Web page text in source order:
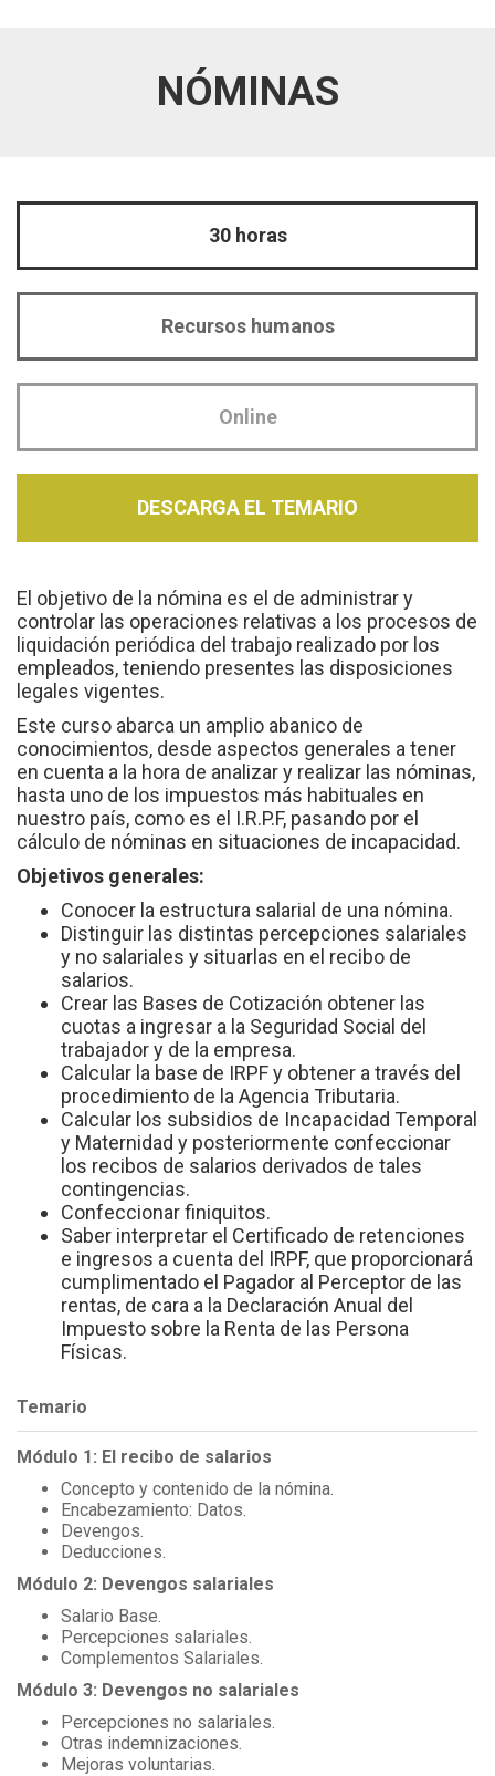
NÓMINAS
30 horas
Recursos humanos
Online
DESCARGA EL TEMARIO
El objetivo de la nómina es el de administrar y
controlar las operaciones relativas a los procesos de
liquidación periódica del trabajo realizado por los
empleados, teniendo presentes las disposiciones
legales vigentes.
Este curso abarca un amplio abanico de
conocimientos, desde aspectos generales a tener
en cuenta a la hora de analizar y realizar las nóminas,
hasta uno de los impuestos más habituales en
nuestro país, como es el I.R.P.F, pasando por el
cálculo de nóminas en situaciones de incapacidad.
Objetivos generales:
Conocer la estructura salarial de una nómina.
Distinguir las distintas percepciones salariales
y no salariales y situarlas en el recibo de
salarios.
Crear las Bases de Cotización obtener las
cuotas a ingresar a la Seguridad Social del
trabajador y de la empresa.
Calcular la base de IRPF y obtener a través del
procedimiento de la Agencia Tributaria.
Calcular los subsidios de Incapacidad Temporal
y Maternidad y posteriormente confeccionar
los recibos de salarios derivados de tales
contingencias.
Confeccionar finiquitos.
Saber interpretar el Certificado de retenciones
e ingresos a cuenta del IRPF, que proporcionará
cumplimentado el Pagador al Perceptor de las
rentas, de cara a la Declaración Anual del
Impuesto sobre la Renta de las Persona
Físicas.
Temario
Módulo 1: El recibo de salarios
Concepto y contenido de la nómina.
Encabezamiento: Datos.
Devengos.
Deducciones.
Módulo 2: Devengos salariales
Salario Base.
Percepciones salariales.
Complementos Salariales.
Módulo 3: Devengos no salariales
Percepciones no salariales.
Otras indemnizaciones.
Mejoras voluntarias.